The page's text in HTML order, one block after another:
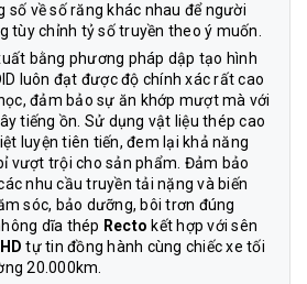
số về số răng khác nhau để người
tùy chỉnh tỷ số truyền theo ý muốn.
bằng phương pháp dập tạo hình
luôn đạt được độ chính xác rất cao
đảm bảo sự ăn khớp mượt mà với
tiếng ồn. Sử dụng vật liệu thép cao
luyện tiên tiến, đem lại khả năng
vượt trội cho sản phẩm. Đảm bảo
nhu cầu truyền tải nặng và biến
sóc, bảo dưỡng, bôi trơn đúng
dĩa thép Recto kết hợp với sên
tự tin đồng hành cùng chiếc xe tối
20.000km.